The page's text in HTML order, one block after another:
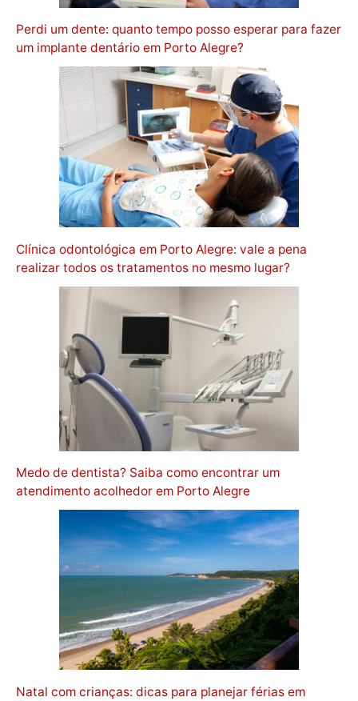
Perdi um dente: quanto tempo posso esperar para fazer
um implante dentário em Porto Alegre?
Clínica odontológica em Porto Alegre: vale a pena
realizar todos os tratamentos no mesmo lugar?
Medo de dentista? Saiba como encontrar um
atendimento acolhedor em Porto Alegre
Natal com crianças: dicas para planejar férias em